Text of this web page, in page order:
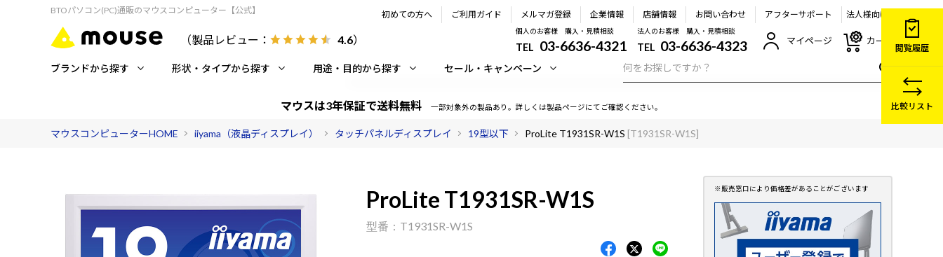
BTOパソコン(PC)通販のマウスコンピューター【公式】
（製品レビュー： 4.6）
初めての方へ ご利用ガイド メルマガ登録 企業情報 店舗情報 お問い合わせ アフターサポート 法人様向け
個人のお客様 購入・見積相談
TEL 03-6636-4321
法人のお客様 購入・見積相談
TEL 03-6636-4323 マイページ カート
ブランドから探す 形状・タイプから探す 用途・目的から探す セール・キャンペーン
マウスは3年保証で送料無料 一部対象外の製品あり。詳しくは製品ページにてご確認ください。
マウスコンピューターHOME iiyama（液晶ディスプレイ） タッチパネルディスプレイ 19型以下 ProLite T1931SR-W1S [T1931SR-W1S]
ProLite T1931SR-W1S
T1931SR-W1S
閲覧履歴
比較リスト